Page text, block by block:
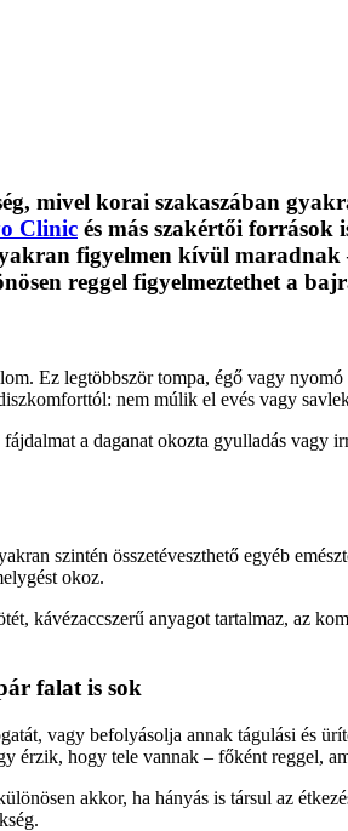
mivel korai szakaszában
Clinic és más szakértői források
figyelmen kívül maradnak
reggel figyelmeztethet a
Ez legtöbbször tompa, égő vagy
nem múlik el evés vagy
a daganat okozta gyulladás vagy
szintén összetéveszthető egyéb
okoz.
kávézaccszerű anyagot tartalmaz, az
falat is sok
vagy befolyásolja annak tágulási és
érzik, hogy tele vannak – főként reggel,
akkor, ha hányás is társul az